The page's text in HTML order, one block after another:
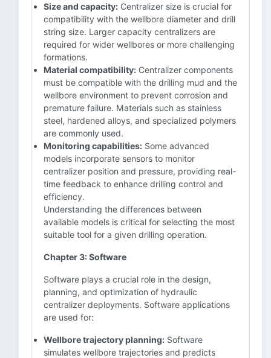
Size and capacity: Centralizer size is crucial for
compatibility with the wellbore diameter and drill
string size. Larger capacity centralizers are
required for wider wellbores or more challenging
formations.
Material compatibility: Centralizer components
must be compatible with the drilling mud and the
wellbore environment to prevent corrosion and
premature failure. Materials such as stainless
steel, hardened alloys, and specialized polymers
are commonly used.
Monitoring capabilities: Some advanced
models incorporate sensors to monitor
centralizer position and pressure, providing real-
time feedback to enhance drilling control and
efficiency.
Understanding the differences between
available models is critical for selecting the most
suitable tool for a given drilling operation.
Chapter 3: Software
Software plays a crucial role in the design,
planning, and optimization of hydraulic
centralizer deployments. Software applications
are used for:
Wellbore trajectory planning: Software
simulates wellbore trajectories and predicts